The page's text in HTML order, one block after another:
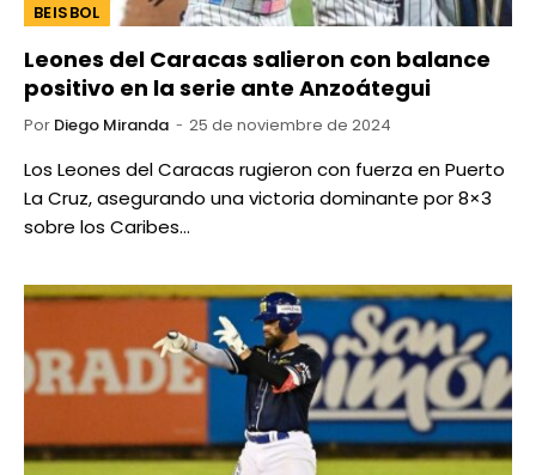
BEISBOL
Leones del Caracas salieron con balance
positivo en la serie ante Anzoátegui
Por Diego Miranda 25 de noviembre de 2024
Los Leones del Caracas rugieron con fuerza en Puerto
La Cruz, asegurando una victoria dominante por 8×3
sobre los Caribes…